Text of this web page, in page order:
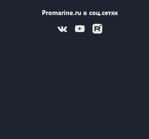
Promarine.ru в соц.сетях